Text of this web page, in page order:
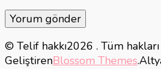
© Telif hakkı2026 . Tüm hakları
GeliştirenBlossom Themes